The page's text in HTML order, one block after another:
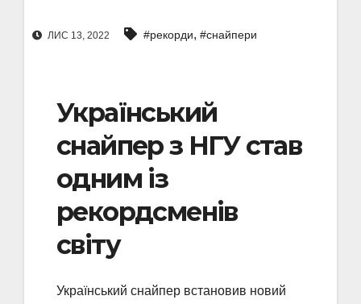
ЛИС 13, 2022 #рекорди, #снайпери
Український
снайпер з НГУ став
одним із
рекордсменів
світу
Український снайпер встановив новий